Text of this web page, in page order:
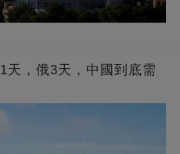
天，俄3天，中國到底需